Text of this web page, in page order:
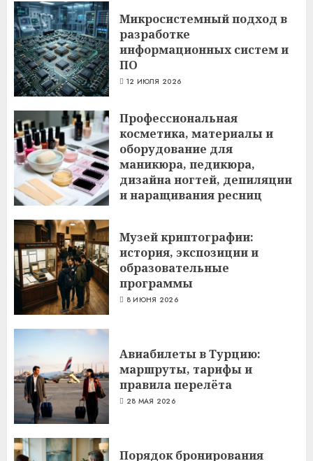
Микросистемный подход в
разработке
информационных систем и
ПО
12 ИЮЛЯ 2026
Профессиональная
косметика, материалы и
оборудование для
маникюра, педикюра,
дизайна ногтей, депиляции
и наращивания ресниц
Музей криптографии:
история, экспозиции и
образовательные
программы
8 ИЮНЯ 2026
Авиабилеты в Турцию:
маршруты, тарифы и
правила перелёта
28 МАЯ 2026
Порядок бронирования